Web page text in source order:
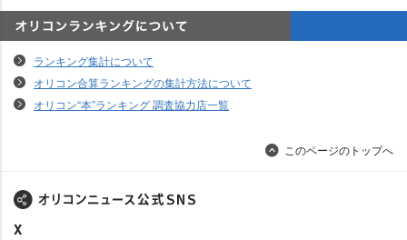
ランキング集計について
オリコン合算ランキングの集計方法について
オリコン“本”ランキング 調査協力店一覧
このページのトップへ
X